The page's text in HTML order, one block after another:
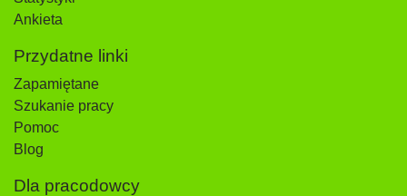
Ankieta
Przydatne linki
Zapamiętane
Szukanie pracy
Pomoc
Blog
Dla pracodowcy